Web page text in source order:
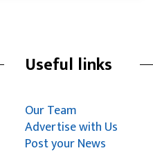
Useful links
Our Team
Advertise with Us
Post your News